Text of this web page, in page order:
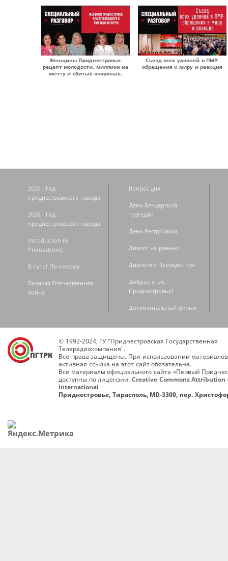
Женщины Приднестровья:
рецепт молодости, миллион на
мечту и сбитые «короны».
Съезд всех уровней в ПМР:
обращения к миру и реакция
2025 - Год
приднестровского народа
2026 - Год
приднестровского народа
Introduction to
Pridnestrovie
В путь! По-новому
Великая Отечественная
война
Вопрос дня
День Бендерской
трагедии
День Республики
Диалог на равных
Диалоги с Президентом
Доброе утро,
Приднестровье!
Документальный фильм
© 1992-2024, ГУ "Приднестровская Государственная
Телерадиокомпания".
Все права защищены. При использовании
активная ссылка на этот сайт обязательна.
Все материалы официального сайта «Первый
доступны по лицензии: Creative Commons Attribution
International
Приднестровье, Тирасполь, MD-3300, пер.